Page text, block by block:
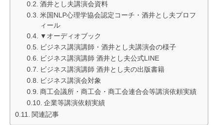
酒井とし夫講演会資料
米国NLP心理学協会認定コーチ・酒井とし夫プロフ
ィール
▼オーディオブック
ビジネス講演講師・酒井とし夫講演会の様子
ビジネス講演講師 酒井とし夫公式LINE
ビジネス講演講師 酒井とし夫の出版書籍
ビジネス講演会対象
商工会議所・商工会・商工会連合会等講演依頼実績
企業等講演依頼実績
関連記事